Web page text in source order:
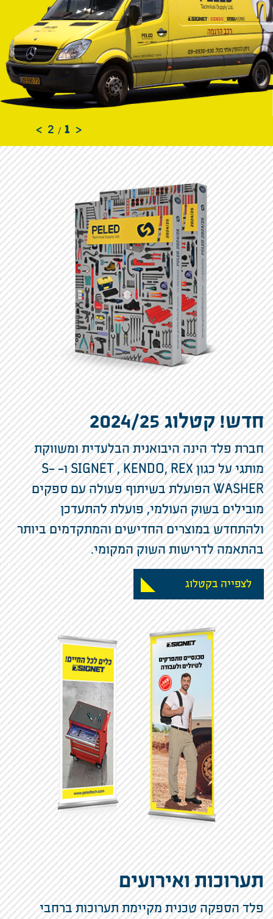
<
1
2
>
חדש! קטלוג 2024/25
חברת פלד הינה היבואנית הבלעדית ומשווקת
מותגי על כגון SIGNET , KENDO, REX ו- S-
WASHER הפועלת בשיתוף פעולה עם ספקים
מובילים בשוק העולמי, פועלת להתעדכן
ולהתחדש במוצרים החדישים והמתקדמים ביותר
בהתאמה לדרישות השוק המקומי.
לצפייה בקטלוג
תערוכות ואירועים
פלד הספקה טכנית מקיימת תערוכות ברחבי